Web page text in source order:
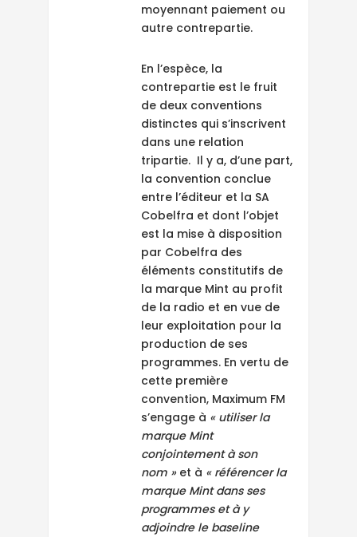
moyennant paiement ou
autre contrepartie.
En l’espèce, la
contrepartie est le fruit
de deux conventions
distinctes qui s’inscrivent
dans une relation
tripartie. Il y a, d’une part,
la convention conclue
entre l’éditeur et la SA
Cobelfra et dont l’objet
est la mise à disposition
par Cobelfra des
éléments constitutifs de
la marque Mint au profit
de la radio et en vue de
leur exploitation pour la
production de ses
programmes. En vertu de
cette première
convention, Maximum FM
s’engage à « utiliser la
marque Mint
conjointement à son
nom »et à « référencer la
marque Mint dans ses
programmes et à y
adjoindre le baseline